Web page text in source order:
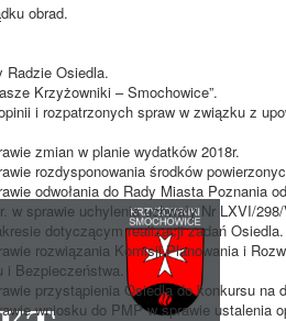
obrad.
Radzie Osiedla.
Krzyżowniki – Smochowice”.
i rozpatrzonych spraw w związku z
zmian w planie wydatków 2018r.
rozdysponowania środków
odwołania do Rady Miasta
w sprawie uchylenia uchwały Nr LXVI/
dotyczącym realizacji zadań Osiedla.
rozwiązania Komisji Planowania i
i Bezpieczeństwa.
przystąpienia Osiedla do konkursu
wniosku do PMP w sprawie